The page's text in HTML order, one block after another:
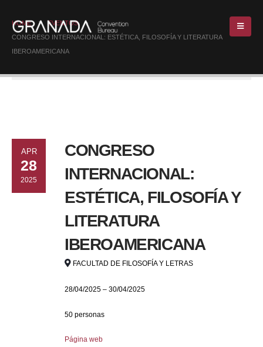
HOME
EVENTOS
CONGRESO INTERNACIONAL: ESTÉTICA, FILOSOFÍA Y LITERATURA
IBEROAMERICANA
APR
28
2025
CONGRESO
INTERNACIONAL:
ESTÉTICA, FILOSOFÍA Y
LITERATURA
IBEROAMERICANA
FACULTAD DE FILOSOFÍA Y LETRAS
28/04/2025 – 30/04/2025
50 personas
Página web